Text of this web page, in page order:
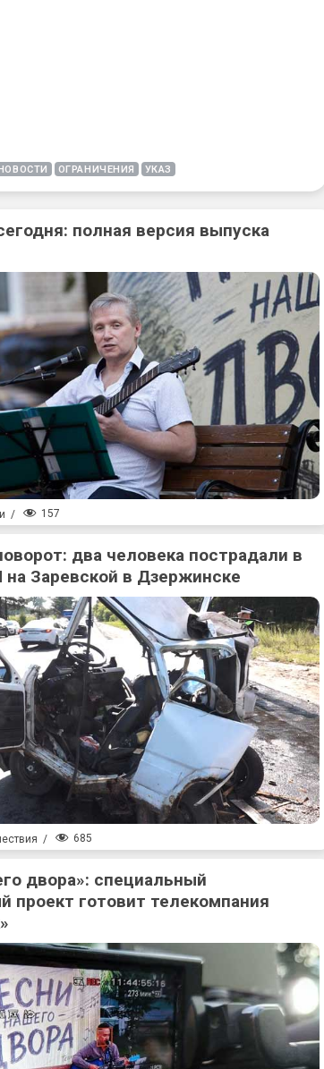
ОГРАНИЧЕНИЯ УКАЗ
полная версия выпуска
/ 157
два человека пострадали в
Заревской в Дзержинске
/ 685
двора»: специальный
проект готовит телекомпания